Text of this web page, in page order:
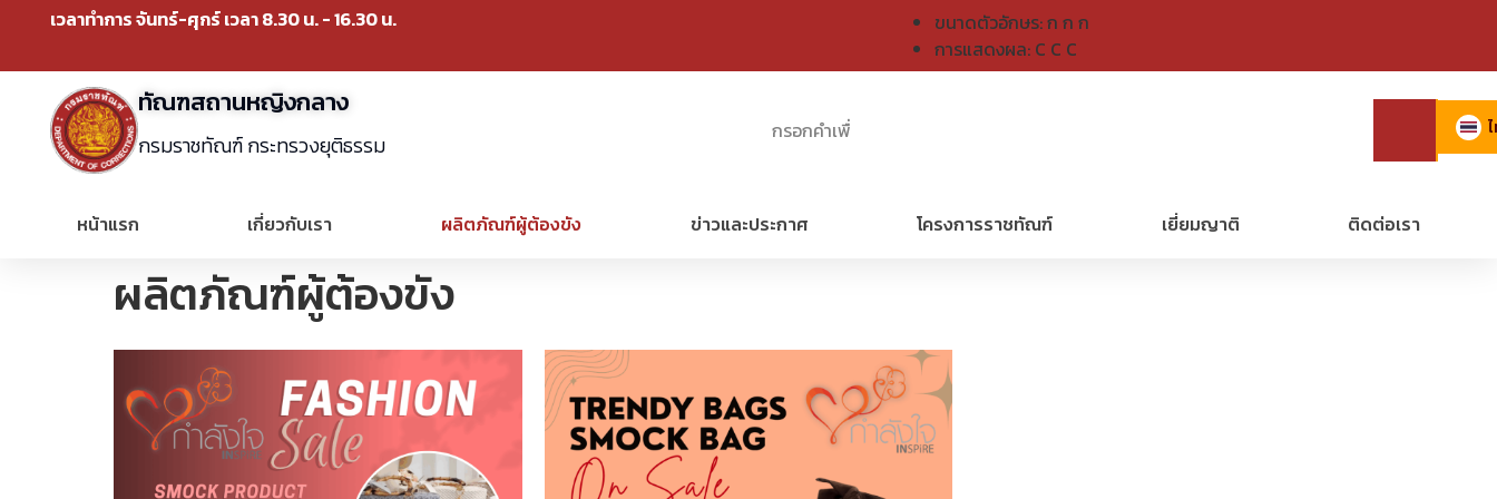
เวลาทำการ จันทร์-ศุกร์ เวลา 8.30 น. - 16.30 น. ขนาดตัวอักษร:ก ก ก
การแสดงผล: C C C
ทัณฑสถานหญิงกลาง
กรมราชทัณฑ์ กระทรวงยุติธรรม
หน้าแรก เกี่ยวกับเรา ผลิตภัณฑ์ผู้ต้องขัง ข่าวและประกาศ โครงการราชทัณฑ์ เยี่ยมญาติ ติดต่อเรา
ผลิตภัณฑ์ผู้ต้องขัง